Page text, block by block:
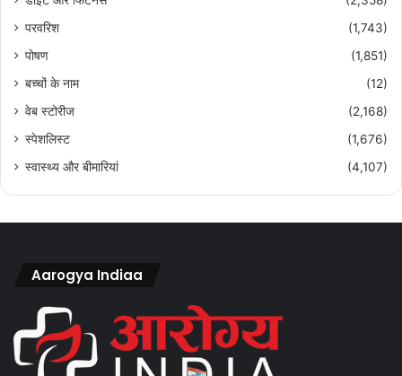
परवरिश
(1,743)
पोषण
(1,851)
बच्चों के नाम
(12)
वेब स्टोरीज
(2,168)
स्पेशलिस्ट
(1,676)
स्वास्थ्य और बीमारियां
(4,107)
Aarogya Indiaa